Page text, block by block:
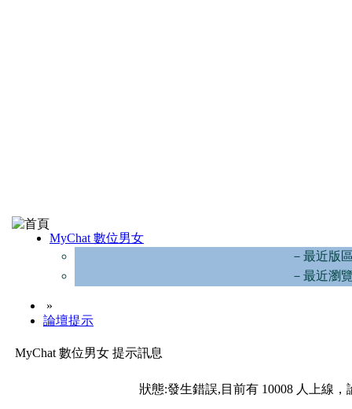
MyChat 數位男女
－最近版
－最近瀏
»
論壇提示
MyChat 數位男女 提示訊息
狀態:發生錯誤,目前有 10008 人上線